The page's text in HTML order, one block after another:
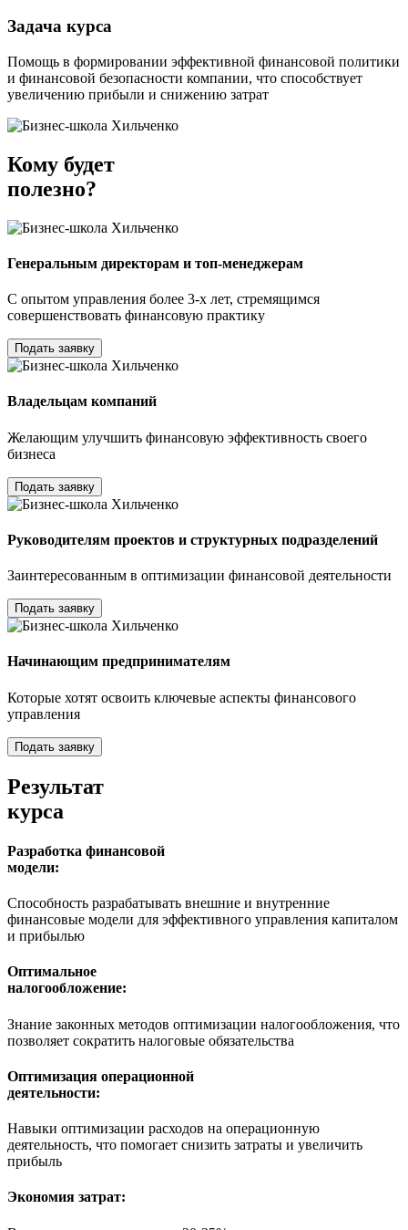
Задача курса
Помощь в формировании эффективной финансовой политики
и финансовой безопасности компании, что способствует
увеличению прибыли и снижению затрат
Кому будет
полезно?
Генеральным директорам и топ-менеджерам
С опытом управления более 3-х лет, стремящимся
совершенствовать финансовую практику
Подать заявку
Владельцам компаний
Желающим улучшить финансовую эффективность своего
бизнеса
Подать заявку
Руководителям проектов и структурных подразделений
Заинтересованным в оптимизации финансовой деятельности
Подать заявку
Начинающим предпринимателям
Которые хотят освоить ключевые аспекты финансового
управления
Подать заявку
Результат
курса
Разработка финансовой
модели:
Способность разрабатывать внешние и внутренние
финансовые модели для эффективного управления капиталом
и прибылью
Оптимальное
налогообложение:
Знание законных методов оптимизации налогообложения, что
позволяет сократить налоговые обязательства
Оптимизация операционной
деятельности:
Навыки оптимизации расходов на операционную
деятельность, что помогает снизить затраты и увеличить
прибыль
Экономия затрат: